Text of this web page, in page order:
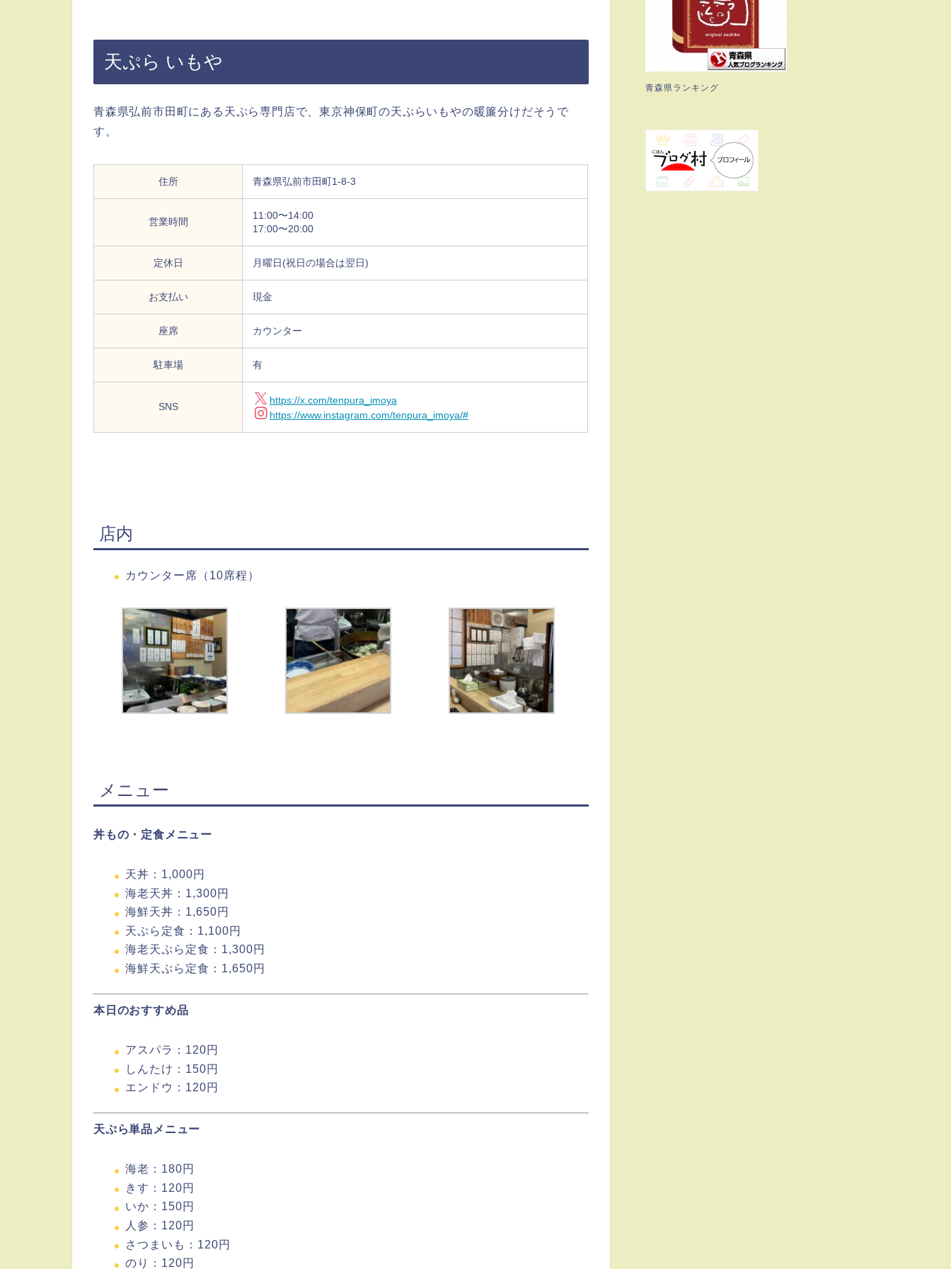
天ぷら いもや
青森県弘前市田町にある天ぷら専門店で、東京神保町の天ぷらいもやの暖簾分けだそうで
す。
住所 青森県弘前市田町1-8-3
営業時間
11:00〜14:00
17:00〜20:00
定休日 月曜日(祝日の場合は翌日)
お支払い 現金
座席 カウンター
駐車場 有
SNS
https://x.com/tenpura_imoya
https://www.instagram.com/tenpura_imoya/#
店内
カウンター席（10席程）
メニュー
丼もの・定食メニュー
天丼：1,000円
海老天丼：1,300円
海鮮天丼：1,650円
天ぷら定食：1,100円
海老天ぷら定食：1,300円
海鮮天ぷら定食：1,650円
本日のおすすめ品
アスパラ：120円
しんたけ：150円
エンドウ：120円
天ぷら単品メニュー
海老：180円
きす：120円
いか：150円
人参：120円
さつまいも：120円
のり：120円
青森県ランキング